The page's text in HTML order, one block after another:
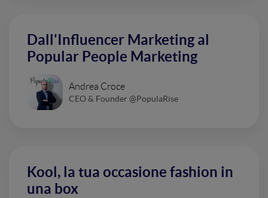
Dall'Influencer Marketing al
Popular People Marketing
Andrea Croce
CEO & Founder @PopulaRise
Kool, la tua occasione fashion in
una box